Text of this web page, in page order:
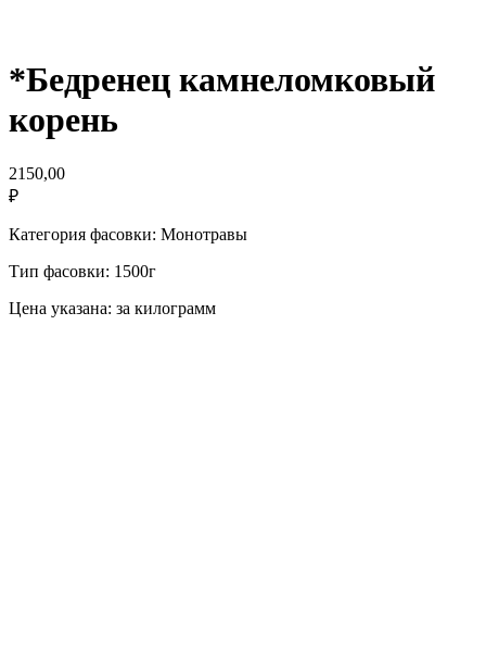
*Бедренец камнеломковый
корень
2150,00
₽
Категория фасовки: Монотравы
Тип фасовки: 1500г
Цена указана: за килограмм